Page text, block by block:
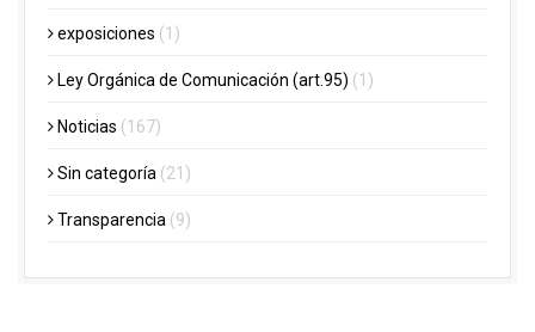
exposiciones (1)
Ley Orgánica de Comunicación (art.95) (1)
Noticias (167)
Sin categoría (21)
Transparencia (9)